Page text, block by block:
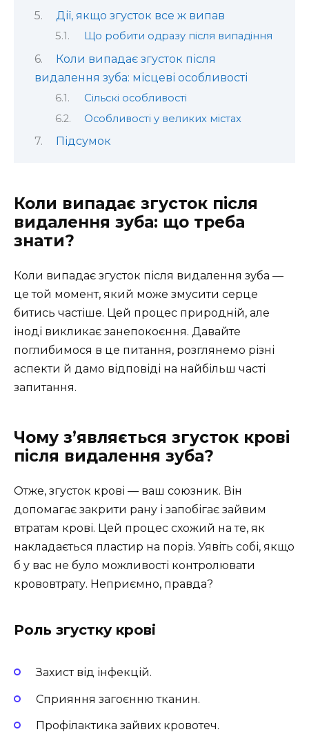
Дії, якщо згусток все ж випав
Що робити одразу після випадіння
Коли випадає згусток після
видалення зуба: місцеві особливості
Сільскі особливості
Особливості у великих містах
Підсумок
Коли випадає згусток після
видалення зуба: що треба
знати?
Коли випадає згусток після видалення зуба —
це той момент, який може змусити серце
битись частіше. Цей процес природній, але
іноді викликає занепокоєння. Давайте
поглибимося в це питання, розглянемо різні
аспекти й дамо відповіді на найбільш часті
запитання.
Чому з’являється згусток крові
після видалення зуба?
Отже, згусток крові — ваш союзник. Він
допомагає закрити рану і запобігає зайвим
втратам крові. Цей процес схожий на те, як
накладається пластир на поріз. Уявіть собі, якщо
б у вас не було можливості контролювати
крововтрату. Неприємно, правда?
Роль згустку крові
Захист від інфекцій.
Сприяння загоєнню тканин.
Профілактика зайвих кровотеч.